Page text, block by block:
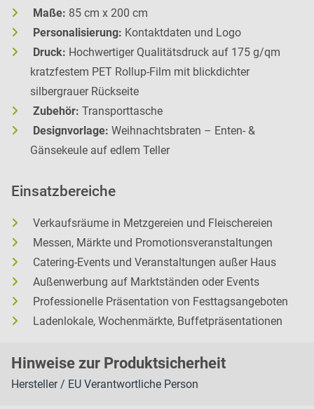
Maße: 85 cm x 200 cm
Personalisierung: Kontaktdaten und Logo
Druck: Hochwertiger Qualitätsdruck auf 175 g/qm
kratzfestem PET Rollup-Film mit blickdichter
silbergrauer Rückseite
Zubehör: Transporttasche
Designvorlage: Weihnachtsbraten – Enten- &
Gänsekeule auf edlem Teller
Einsatzbereiche
Verkaufsräume in Metzgereien und Fleischereien
Messen, Märkte und Promotionsveranstaltungen
Catering-Events und Veranstaltungen außer Haus
Außenwerbung auf Marktständen oder Events
Professionelle Präsentation von Festtagsangeboten
Ladenlokale, Wochenmärkte, Buffetpräsentationen
Hinweise zur Produktsicherheit
Hersteller / EU Verantwortliche Person